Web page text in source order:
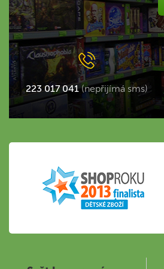
223 017 041 (nepřijímá sms)